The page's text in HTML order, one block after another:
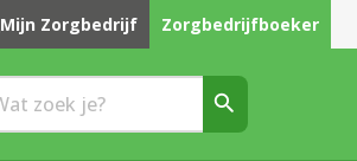
Mijn Zorgbedrijf Zorgbedrijfboeker